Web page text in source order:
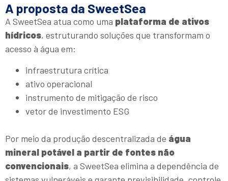
A proposta da SweetSea
A SweetSea atua como uma plataforma de ativos
hídricos, estruturando soluções que transformam o
acesso à água em:
infraestrutura crítica
ativo operacional
instrumento de mitigação de risco
vetor de investimento ESG
Por meio da produção descentralizada de água
mineral potável a partir de fontes não
convencionais, a SweetSea elimina a dependência de